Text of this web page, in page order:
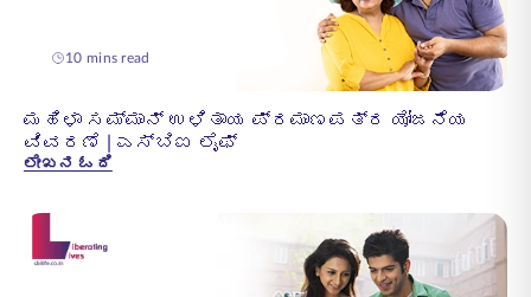
10 mins read
ಮಹಿಳಾ ಸಮ್ಮಾನ್ ಉಳಿತಾಯ ಪ್ರಮಾಣಪತ್ರ ಯೋಜನೆಯ
ವಿವರಣೆ | ಎಸ್‌ಬಿಐ ಲೈಫ್
ಲೇಖನ ಓದಿ